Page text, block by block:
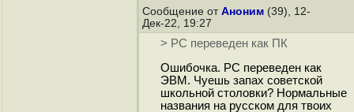
Сообщение от Аноним (39), 12-
Дек-22, 19:27
> PC переведен как ПК
Ошибочка. PC переведен как
ЭВМ. Чуешь запах советской
школьной столовки? Нормальные
названия на русском для твоих